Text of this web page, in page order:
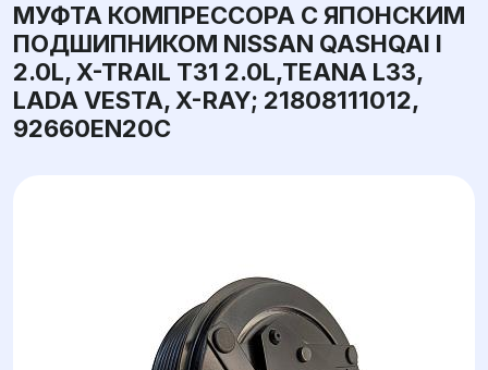
МУФТА КОМПРЕССОРА С ЯПОНСКИМ
ПОДШИПНИКОМ NISSAN QASHQAI I
2.0L, X-TRAIL T31 2.0L,TEANA L33,
LADA VESTA, X-RAY; 21808111012,
92660EN20C